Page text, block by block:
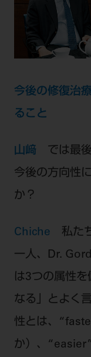
今後の修復治
ること
山﨑
では最
今後の方向性
か？
Chiche 私た
一人、Dr.
は3つの属性
なる」とよく
性とは、
か）、